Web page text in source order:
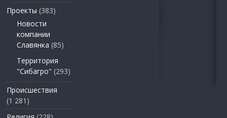
Проекты (383)
Новости
компании
Славянка (85)
Территория
"Сибагро" (293)
Происшествия
(1 281)